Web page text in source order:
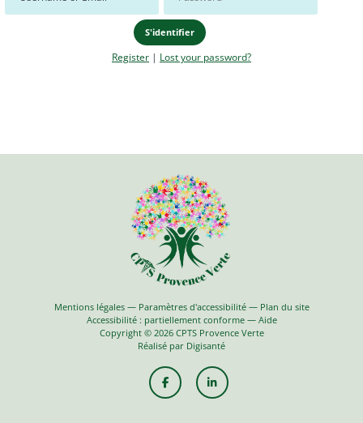
Register | Lost your password?
Mentions légales— Paramètres d'accessibilité— Plan du site
Accessibilité : partiellement conforme— Aide
Copyright ©2026 CPTS Provence Verte
Réalisé par Digisanté
Accéder au Facebook de CPTS Provence Verte
Accéder à Linkedin de CPTS